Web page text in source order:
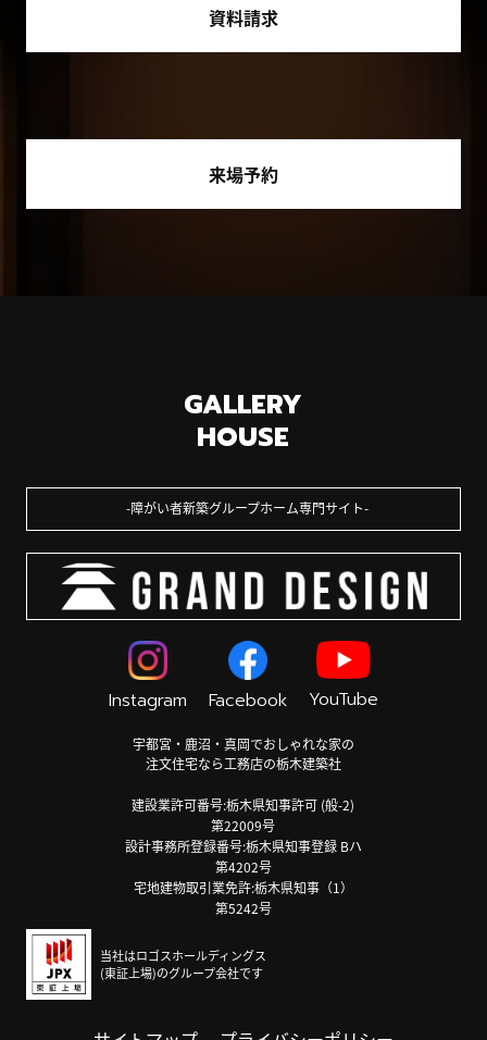
資料請求
来場予約
GALLERY
HOUSE
障がい者新築グループホーム専門サイト
Instagram Facebook YouTube
宇都宮・鹿沼・真岡でおしゃれな家の
注文住宅なら工務店の栃木建築社
建設業許可番号:栃木県知事許可 (般-2)
第22009号
設計事務所登録番号:栃木県知事登録 Bハ
第4202号
宅地建物取引業免許:栃木県知事（1）
第5242号
当社はロゴスホールディングス
(東証上場)のグループ会社です